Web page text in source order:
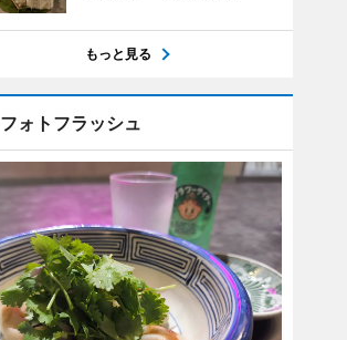
もっと見る
フォトフラッシュ